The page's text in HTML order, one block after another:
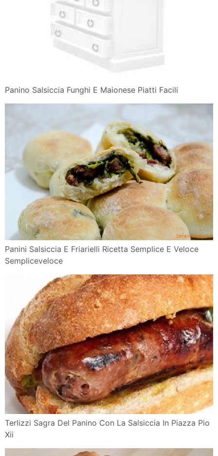
Panino Salsiccia Funghi E Maionese Piatti Facili
Panini Salsiccia E Friarielli Ricetta Semplice E Veloce
Sempliceveloce
Terlizzi Sagra Del Panino Con La Salsiccia In Piazza Pio
Xii